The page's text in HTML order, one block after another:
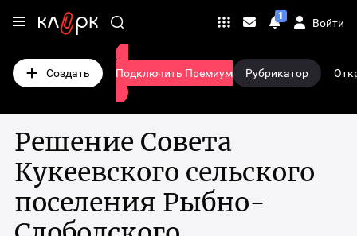
Переход
страницу
клерк.ру
Личные
1
Войти
Создать
на
страницу
Подключить Премиум Рубрикатор
Решение Совета
Кукеевского сельского
поселения Рыбно-